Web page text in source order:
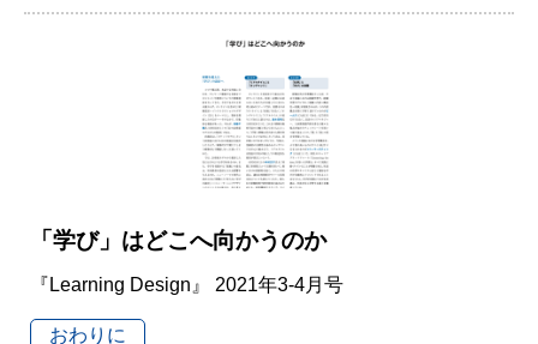
「学び」はどこへ向かうのか
『Learning Design』 2021年3-4月号
おわりに